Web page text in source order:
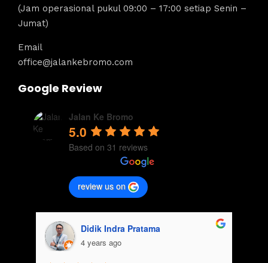
(Jam operasional pukul 09:00 – 17:00 setiap Senin –
Jumat)
Email
office@jalankebromo.com
Google Review
Jalan Ke Bromo
5.0
Based on 31 reviews
review us on
Didik Indra Pratama
4 years ago